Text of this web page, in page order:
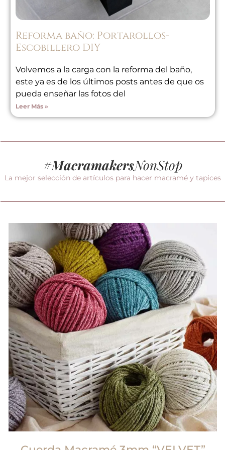
Reforma baño: Portarollos-
Escobillero DIY
Volvemos a la carga con la reforma del baño,
este ya es de los últimos posts antes de que os
pueda enseñar las fotos del
Leer Más »
#MacramakersNonStop
La mejor selección de artículos para hacer macramé y tapices